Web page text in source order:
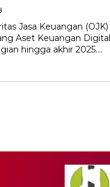
Jasa Keuangan (OJK)
Aset Keuangan
hingga akhir 2025….